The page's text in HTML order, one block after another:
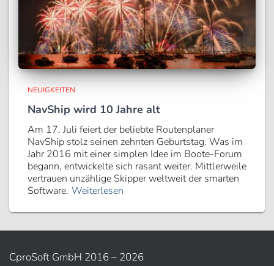
NEUIGKEITEN
NavShip wird 10 Jahre alt
Am 17. Juli feiert der beliebte Routenplaner
NavShip stolz seinen zehnten Geburtstag. Was im
Jahr 2016 mit einer simplen Idee im Boote-Forum
begann, entwickelte sich rasant weiter. Mittlerweile
vertrauen unzählige Skipper weltweit der smarten
Software. Weiterlesen
CproSoft GmbH 2016 – 2026